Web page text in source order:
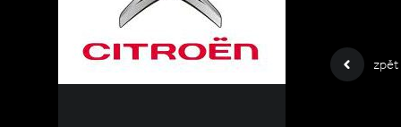
zpět